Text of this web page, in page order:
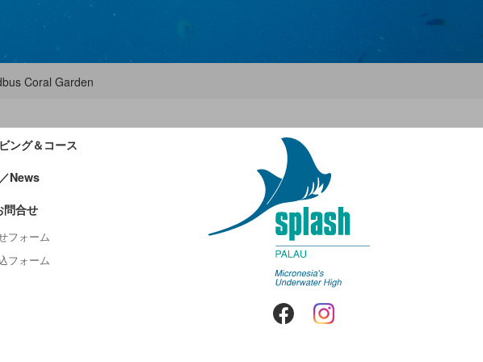
Coral Garden
ング＆コース
News
問合せ
フォーム
フォーム